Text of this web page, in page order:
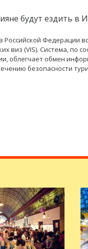
будут ездить
Российской Федерации
виз (VIS). Система, по
облегчает обмен
безопасности